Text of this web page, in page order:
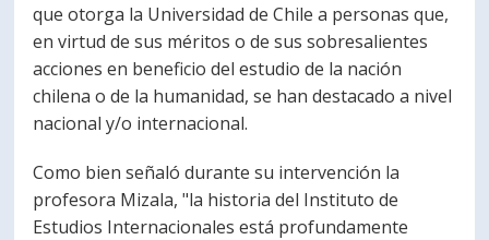
que otorga la Universidad de Chile a personas que,
en virtud de sus méritos o de sus sobresalientes
acciones en beneficio del estudio de la nación
chilena o de la humanidad, se han destacado a nivel
nacional y/o internacional.
Como bien señaló durante su intervención la
profesora Mizala, "la historia del Instituto de
Estudios Internacionales está profundamente